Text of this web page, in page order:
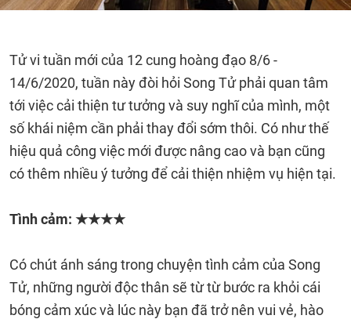
Tử vi tuần mới của 12 cung hoàng đạo 8/6 -
14/6/2020, tuần này đòi hỏi Song Tử phải quan tâm
tới việc cải thiện tư tưởng và suy nghĩ của mình, một
số khái niệm cần phải thay đổi sớm thôi. Có như thế
hiệu quả công việc mới được nâng cao và bạn cũng
có thêm nhiều ý tưởng để cải thiện nhiệm vụ hiện tại.
Tình cảm: ★★★★
Có chút ánh sáng trong chuyện tình cảm của Song
Tử, những người độc thân sẽ từ từ bước ra khỏi cái
bóng cảm xúc và lúc này bạn đã trở nên vui vẻ, hào